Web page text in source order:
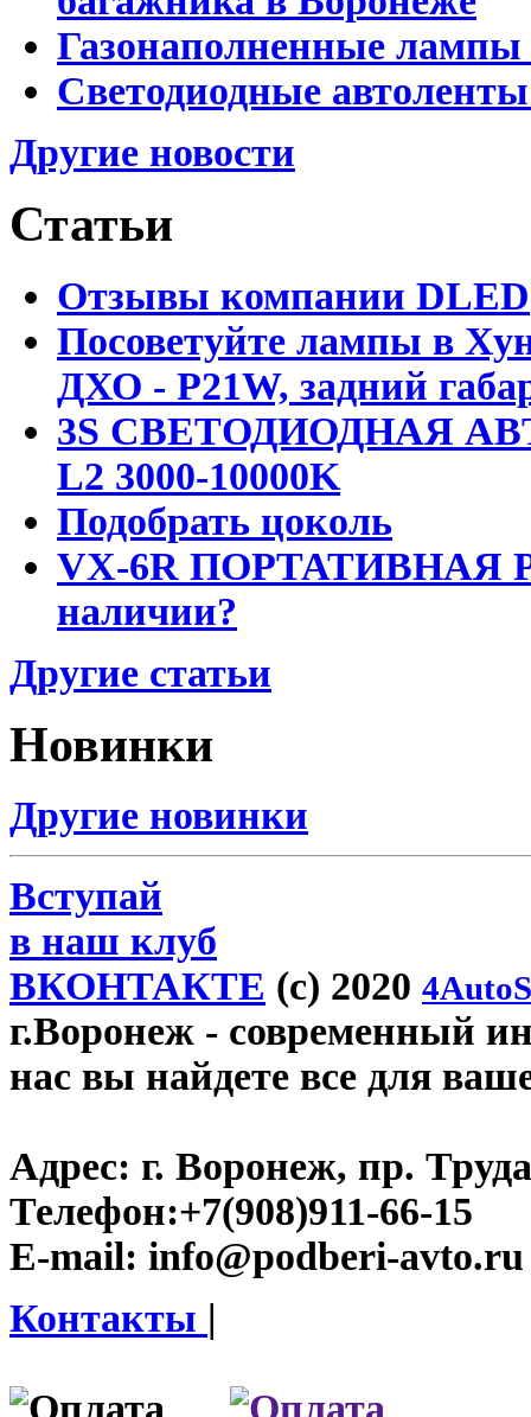
Газонаполненные
Светодиодные
Другие новости
Статьи
Отзывы компании DLED
Посоветуйте лампы в
ДХО - P21W, задний
3S СВЕТОДИОДНАЯ
L2 3000-10000K
Подобрать цоколь
VX-6R ПОРТАТИВНАЯ
наличии?
Другие статьи
Новинки
Другие новинки
Вступай
в наш клуб
ВКОНТАКТЕ (c) 2020
г.Воронеж - современный
нас вы найдете все для
Адрес: г. Воронеж, пр.
Телефон:+7(908)911-66-15
E-mail: info@podberi-avto.ru
Контакты |